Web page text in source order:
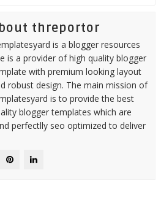
threportor
is a blogger resources
is a provider of high quality blogger
with premium looking layout
robust design. The main mission of
is to provide the best
blogger templates which are
perfectlly seo optimized to deliver